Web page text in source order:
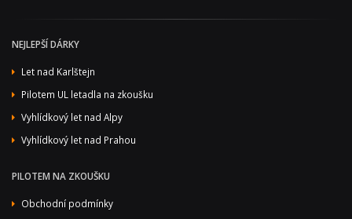
NEJLEPŠÍ DÁRKY
Let nad Karlštejn
Pilotem UL letadla na zkoušku
Vyhlídkový let nad Alpy
Vyhlídkový let nad Prahou
PILOTEM NA ZKOUŠKU
Obchodní podmínky